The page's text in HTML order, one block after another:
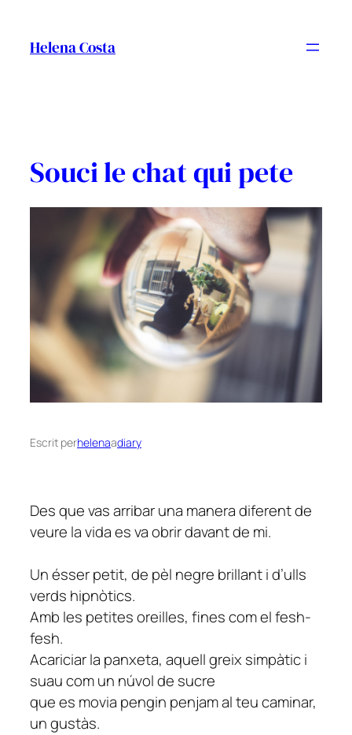
contingut
Helena Costa
Souci le chat qui pete
Escrit perhelenaadiary
Des que vas arribar una manera diferent de
veure la vida es va obrir davant de mi.
Un ésser petit, de pèl negre brillant i d’ulls
verds hipnòtics.
Amb les petites oreilles, fines com el fesh-
fesh.
Acariciar la panxeta, aquell greix simpàtic i
suau com un núvol de sucre
que es movia pengin penjam al teu caminar,
un gustàs.